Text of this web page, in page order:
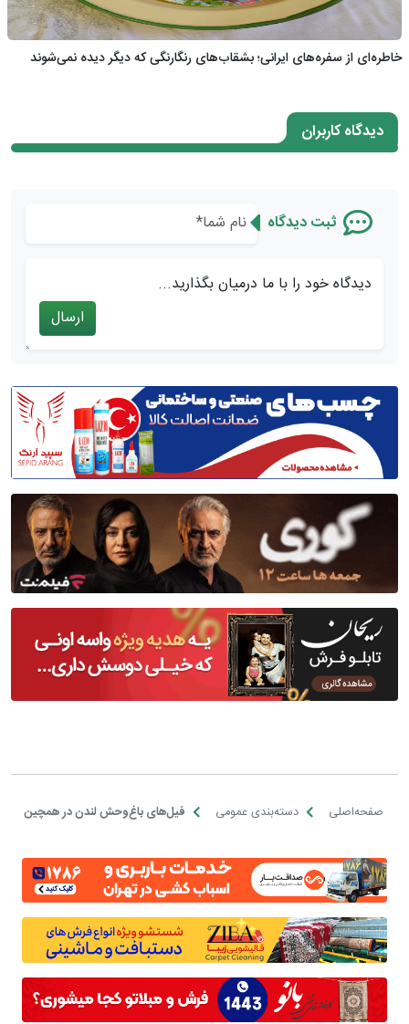
خاطره‌ای از سفره‌های ایرانی؛ بشقاب‌های رنگارنگی که دیگر دیده نمی‌شوند
دیدگاه کاربران
ثبت دیدگاه
دیدگاه خود را با ما درمیان بگذارید...
ارسال